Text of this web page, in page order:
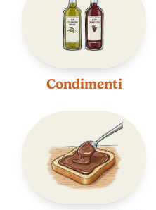
Condimenti